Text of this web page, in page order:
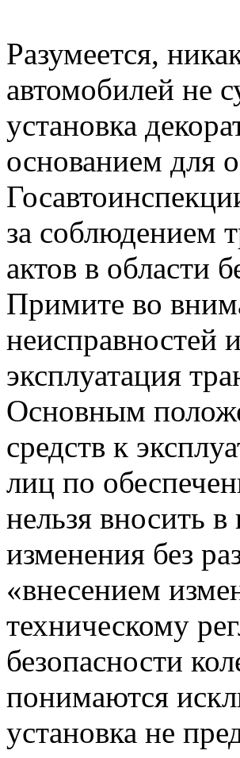
Разумеется,
автомобилей не
установка
основанием для
за соблюдением
актов в области
Примите во
неисправностей
эксплуатация
Основным
средств к
лиц по
нельзя вносить
изменения без
«внесением
техническому
безопасности
понимаются
установка не